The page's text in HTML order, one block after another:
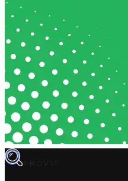
TROVIT